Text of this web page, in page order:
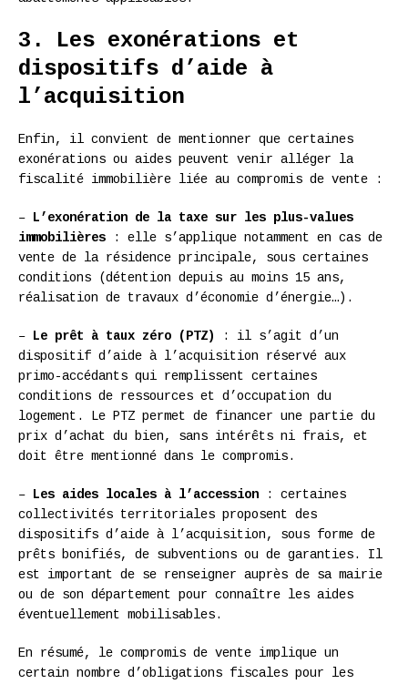
3. Les exonérations et
dispositifs d’aide à
l’acquisition
Enfin, il convient de mentionner que certaines
exonérations ou aides peuvent venir alléger la
fiscalité immobilière liée au compromis de vente :
–
L’exonération de la taxe sur les plus-values
immobilières : elle s’applique notamment en cas de
vente de la résidence principale, sous certaines
conditions (détention depuis au moins 15 ans,
réalisation de travaux d’économie d’énergie…).
– Le prêt à taux zéro (PTZ)
: il s’agit d’un
dispositif d’aide à l’acquisition réservé aux
primo-accédants qui remplissent certaines
conditions de ressources et d’occupation du
logement. Le PTZ permet de financer une partie du
prix d’achat du bien, sans intérêts ni frais, et
doit être mentionné dans le compromis.
– Les aides locales à l’accession : certaines
collectivités territoriales proposent des
dispositifs d’aide à l’acquisition, sous forme de
prêts bonifiés, de subventions ou de garanties. Il
est important de se renseigner auprès de sa mairie
ou de son département pour connaître les aides
éventuellement mobilisables.
En résumé, le compromis de vente implique un
certain nombre d’obligations fiscales pour les